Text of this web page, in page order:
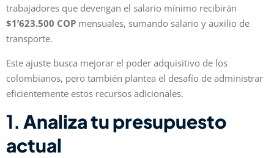
trabajadores que devengan el salario mínimo recibirán
$1’623.500 COP mensuales, sumando salario y auxilio de
transporte.
Este ajuste busca mejorar el poder adquisitivo de los
colombianos, pero también plantea el desafío de administrar
eficientemente estos recursos adicionales.
1. Analiza tu presupuesto
actual